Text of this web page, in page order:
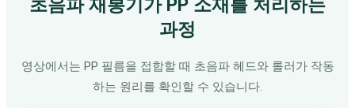
초음파 재봉기가 PP 소재를 처리하는
과정
영상에서는 PP 필름을 접합할 때 초음파 헤드와 롤러가 작동
하는 원리를 확인할 수 있습니다.